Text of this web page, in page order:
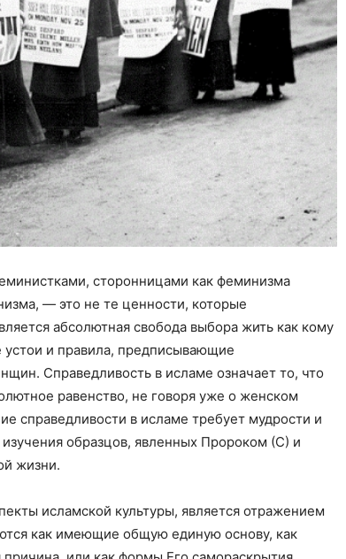
сторонницами как феминизма
— это не те ценности, которые
абсолютная свобода выбора жить как кому
устои и правила, предписывающие
Справедливость в исламе означает то, что
равенство, не говоря уже о женском
справедливости в исламе требует мудрости и
образцов, явленных Пророком (С) и
жизни.
исламской культуры, является отражением
как имеющие общую единую основу, как